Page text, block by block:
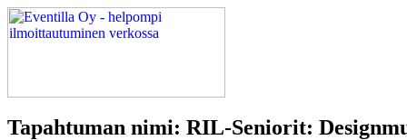
Tapahtuman nimi: RIL-Seniorit: